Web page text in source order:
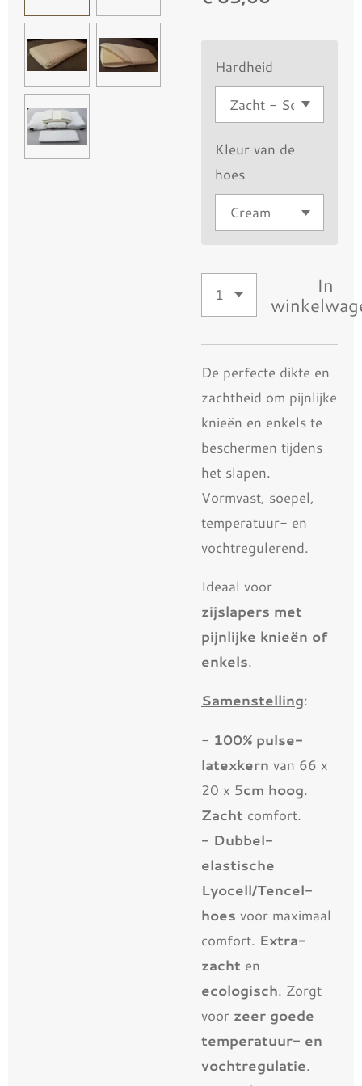
Hardheid
Kleur van de
hoes
In
De perfecte dikte en
zachtheid om pijnlijke
knieën en enkels te
beschermen tijdens
het slapen.
Vormvast, soepel,
temperatuur- en
vochtregulerend.
Ideaal voor
zijslapers met
pijnlijke knieën of
enkels.
Samenstelling:
- 100% pulse-
latexkern van 66 x
20 x 5cm hoog.
Zacht comfort.
- Dubbel-
elastische
Lyocell/Tencel-
hoes voor maximaal
comfort. Extra-
zacht en
ecologisch. Zorgt
voor zeer goede
temperatuur- en
vochtregulatie.